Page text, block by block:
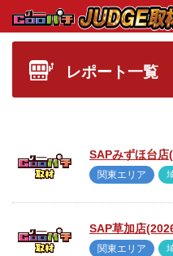
HOME タグ : 2019年6月
レポート一覧
SAPみずほ台
関東エリア
SAP草加店
関東エリア